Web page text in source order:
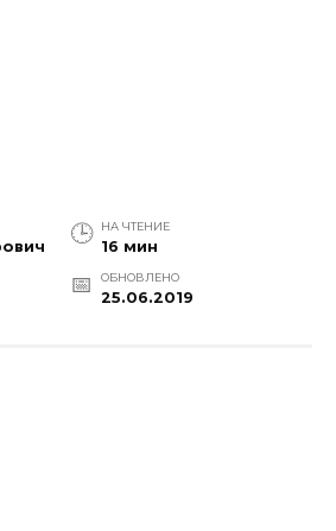
НА ЧТЕНИЕ
16 мин
ОБНОВЛЕНО
25.06.2019